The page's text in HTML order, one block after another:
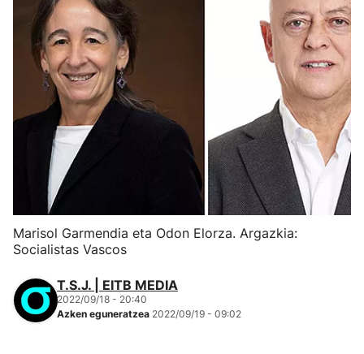
Marisol Garmendia eta Odon Elorza. Argazkia:
Socialistas Vascos
T.S.J. | EITB MEDIA
2022/09/18 - 20:40
Azken eguneratzea 2022/09/19 - 09:02